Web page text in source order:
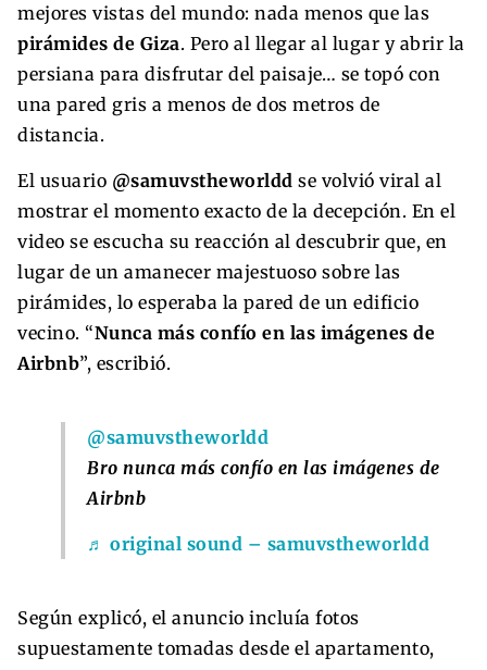
mejores vistas del mundo: nada menos que las
pirámides de Giza. Pero al llegar al lugar y abrir la
persiana para disfrutar del paisaje… se topó con
una pared gris a menos de dos metros de
distancia.
El usuario @samuvstheworldd se volvió viral al
mostrar el momento exacto de la decepción. En el
video se escucha su reacción al descubrir que, en
lugar de un amanecer majestuoso sobre las
pirámides, lo esperaba la pared de un edificio
vecino. “Nunca más confío en las imágenes de
Airbnb”, escribió.
@samuvstheworldd
Bro nunca más confío en las imágenes de
Airbnb
♬ original sound – samuvstheworldd
Según explicó, el anuncio incluía fotos
supuestamente tomadas desde el apartamento,